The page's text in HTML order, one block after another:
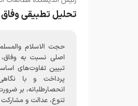
تحلیل تطبیقی وفاق
حجت الاسلام
اصلی نسبت به وفاق،
تبیین تفاوت‌های
پرداخت و با
انحصارطلبانه، بر
تنوع، عدالت و مشارکت